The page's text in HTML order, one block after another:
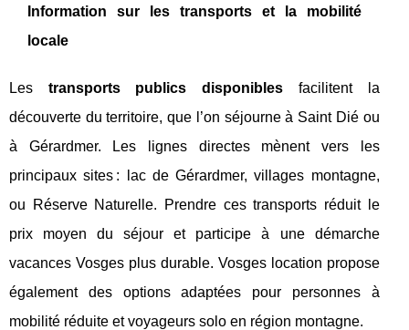
Information sur les transports et la mobilité
locale
Les transports publics disponibles facilitent la
découverte du territoire, que l’on séjourne à Saint Dié ou
à Gérardmer. Les lignes directes mènent vers les
principaux sites : lac de Gérardmer, villages montagne,
ou Réserve Naturelle. Prendre ces transports réduit le
prix moyen du séjour et participe à une démarche
vacances Vosges plus durable. Vosges location propose
également des options adaptées pour personnes à
mobilité réduite et voyageurs solo en région montagne.